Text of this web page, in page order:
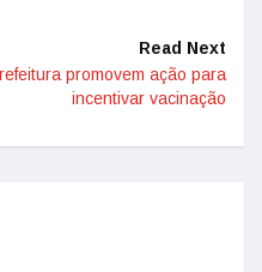
Read Next
promovem ação para
incentivar vacinação